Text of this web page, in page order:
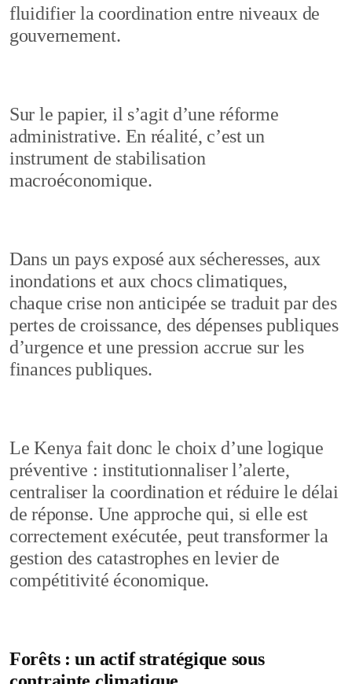
fluidifier la coordination entre niveaux de
gouvernement.
Sur le papier, il s’agit d’une réforme
administrative. En réalité, c’est un
instrument de stabilisation
macroéconomique.
Dans un pays exposé aux sécheresses, aux
inondations et aux chocs climatiques,
chaque crise non anticipée se traduit par des
pertes de croissance, des dépenses publiques
d’urgence et une pression accrue sur les
finances publiques.
Le Kenya fait donc le choix d’une logique
préventive : institutionnaliser l’alerte,
centraliser la coordination et réduire le délai
de réponse. Une approche qui, si elle est
correctement exécutée, peut transformer la
gestion des catastrophes en levier de
compétitivité économique.
Forêts : un actif stratégique sous